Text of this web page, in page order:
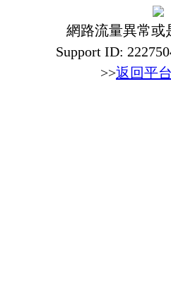
網路流量異常或
Support ID:
>>返回平